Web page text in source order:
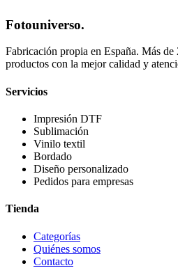
Fotouniverso.
Fabricación propia en España. Más de
productos con la mejor calidad y
Servicios
Impresión DTF
Sublimación
Vinilo textil
Bordado
Diseño personalizado
Pedidos para empresas
Tienda
Categorías
Quiénes somos
Contacto